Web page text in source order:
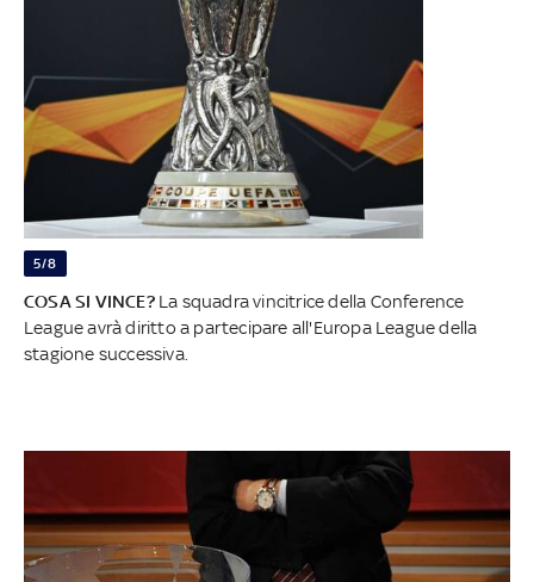
5/8
COSA SI VINCE? La squadra vincitrice della Conference
League avrà diritto a partecipare all'Europa League della
stagione successiva.